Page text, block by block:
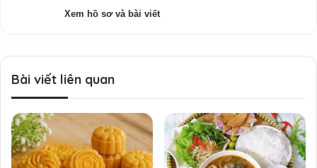
Xem hồ sơ và bài viết
Bài viết liên quan